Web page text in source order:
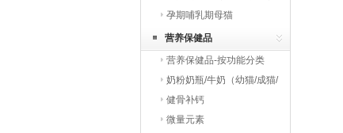
孕期哺乳期母猫
营养保健品
营养保健品-按功能分类
奶粉奶瓶/牛奶（幼猫/成猫/
老猫）
健骨补钙
微量元素